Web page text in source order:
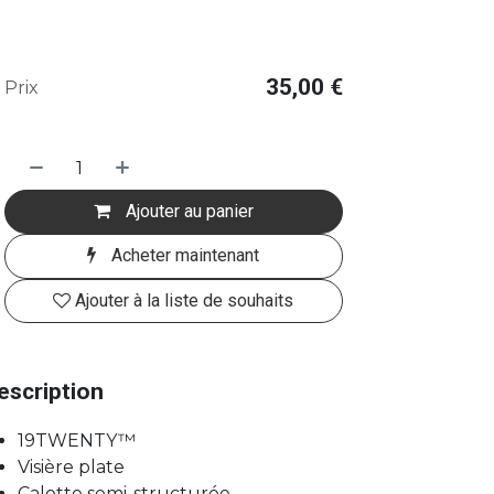
Ajouter au panier
Acheter maintenant
Ajouter à la liste de souhaits
Prix 35,00 €
19TWENTY™
Visière plate